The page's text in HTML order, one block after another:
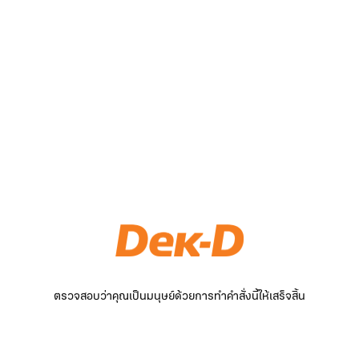
ตรวจสอบว่าคุณเป็นมนุษย์ด้วยการทำคำสั่งนี้ให้เสร็จสิ้น